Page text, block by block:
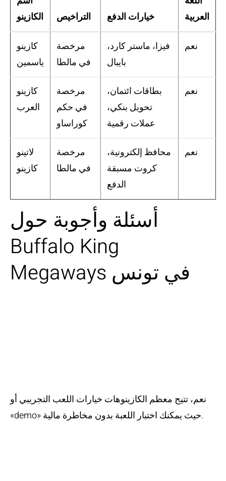
الكازينو
التراخيص خيارات الدفع
العربية
كازينو
ياسمين
مرخصة
في مالطا
فيزا، ماستر كارد،
بايبال
نعم
كازينو
العرب
مرخصة
في حكم
كوراساو
بطاقات ائتمان،
تحويل بنكي،
عملات رقمية
نعم
لاتينو
كازينو
مرخصة
في مالطا
محافظ إلكترونية،
كروت مسبقة
الدفع
نعم
أسئلة وأجوبة حول
Buffalo King
Megaways في تونس
نعم، تتيح معظم الكازينوهات خيارات اللعب التجريبي أو
«demo» حيث يمكنك اختبار اللعبة بدون مخاطرة مالية.